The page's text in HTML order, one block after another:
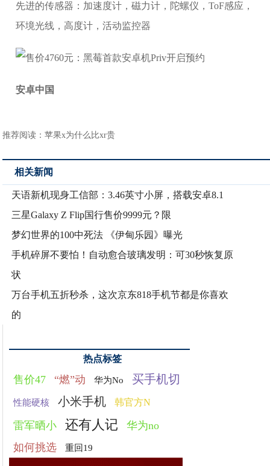
先进的传感器：加速度计，磁力计，陀螺仪，ToF感应，
环境光线，高度计，活动监控器
安卓中国
推荐阅读：苹果x为什么比xr贵
相关新闻
天语新机现身工信部：3.46英寸小屏，搭载安卓8.1
三星Galaxy Z Flip国行售价9999元？限
梦幻世界的100中死法 《伊甸乐园》曝光
手机碎屏不要怕！自动愈合玻璃发明：可30秒恢复原
状
万台手机五折秒杀，这次京东818手机节都是你喜欢
的
热点标签
售价47 “燃”动 华为No 买手机切
性能硬核 小米手机 韩官方N
雷军晒小 还有人记
华为no
如何挑选
重回19